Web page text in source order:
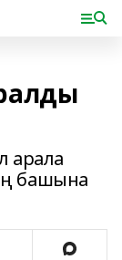
арала
башына